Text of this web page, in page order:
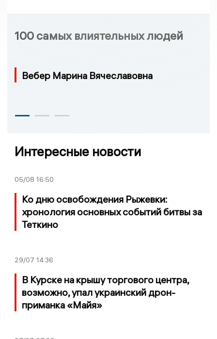
100 самых влиятельных людей
Вебер Марина Вячеславовна
Интересные новости
05/08 16:50
Ко дню освобождения Рыжевки:
хронология основных событий битвы за
Теткино
29/07 14:36
В Курске на крышу торгового центра,
возможно, упал украинский дрон-
приманка «Майя»